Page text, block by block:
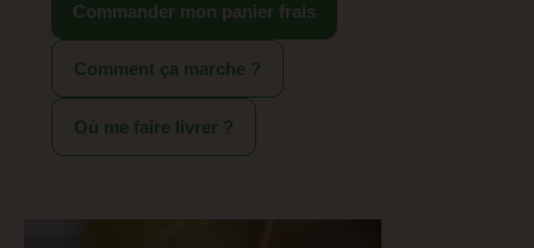
Commander mon panier frais
Comment ça marche ?
Où me faire livrer ?